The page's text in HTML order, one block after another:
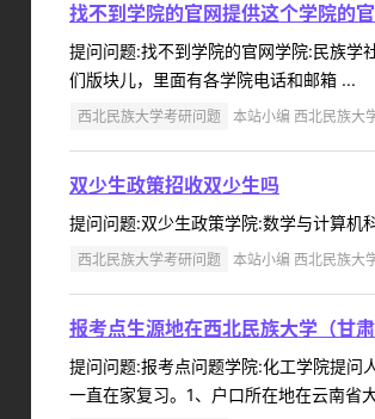
找不到学院的官网提供这个学院的
提问问题:找不到学院的官网学院:民族
们版块儿，里面有各学院电话和邮箱 ...
西北民族大学考研问题 本站小编 西北民族大
双少生政策招收双少生吗
提问问题:双少生政策学院:数学与计算
西北民族大学考研问题 本站小编 西北民族大
报考点生源地在西北民族大学（甘
提问问题:报考点问题学院:化工学院提问
一直在家复习。1、户口所在地在云南省